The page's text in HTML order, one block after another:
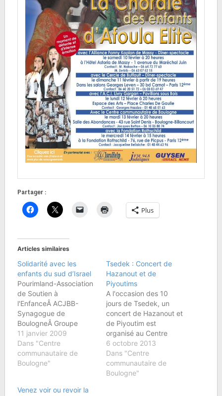
Partager :
Plus
Articles similaires
Solidarité avec les
enfants du sud d’Israel
Pourimland-Association
de Soutien à
l'EnfanceÂ ACJBB-
Synagogue de
BoulogneÂ Groupe
Scolaire Maïmonide
RambamÂ Bné Akiva
BoulogneÂ Emounah
Paris-BoulogneÂ Beth
Centre Communautaire
11 janvier 2009
Dans "Centre
communautaire de
Boulogne"
Tsedek : Concert de
Hazanout et de
Piyoutims
A l'occasion des 10
jours de Tsedek, un
concert de Hazanout et
de Piyoutim est
organisé au Centre
Communautaire Israélite
de Boulogne Billancourt
le dimanche 13 octobre
2013 à 17h30. Au
6 octobre 2013
Dans "Centre
communautaire de
Boulogne"
Venez voir ou revoir la